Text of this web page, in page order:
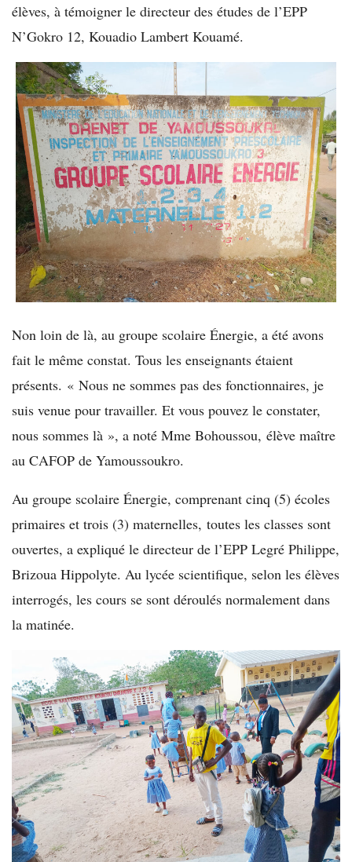
élèves, à témoigner le directeur des études de l’EPP
N’Gokro 12, Kouadio Lambert Kouamé.
Non loin de là, au groupe scolaire Énergie, a été avons
fait le même constat. Tous les enseignants étaient
présents. « Nous ne sommes pas des fonctionnaires, je
suis venue pour travailler. Et vous pouvez le constater,
nous sommes là », a noté Mme Bohoussou, élève maître
au CAFOP de Yamoussoukro.
Au groupe scolaire Énergie, comprenant cinq (5) écoles
primaires et trois (3) maternelles, toutes les classes sont
ouvertes, a expliqué le directeur de l’EPP Legré Philippe,
Brizoua Hippolyte. Au lycée scientifique, selon les élèves
interrogés, les cours se sont déroulés normalement dans
la matinée.